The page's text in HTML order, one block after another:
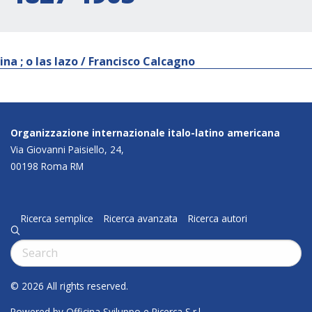
; o las lazo / Francisco Calcagno
Organizzazione internazionale italo-latino americana
Via Giovanni Paisiello, 24,
00198 Roma RM
Ricerca semplice Ricerca avanzata Ricerca autori
q
Cerca:
© 2026 All rights reserved.